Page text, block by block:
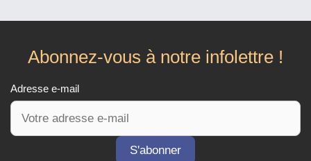
Abonnez-vous à notre infolettre !
Adresse e-mail